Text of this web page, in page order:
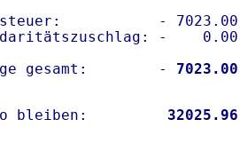
-
-
gesamt:        -
bleiben: